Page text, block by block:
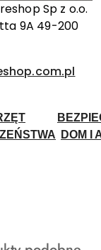
Sp z o.o.
9A 49-200
DOM I